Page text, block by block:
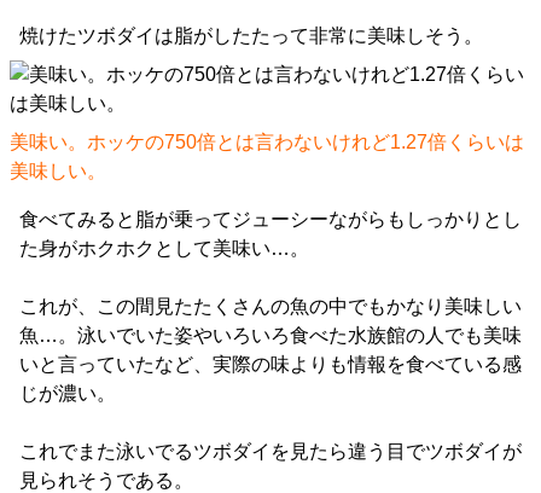
焼けたツボダイは脂がしたたって非常に美味しそう。
美味い。ホッケの750倍とは言わないけれど1.27倍くらいは
美味しい。
食べてみると脂が乗ってジューシーながらもしっかりとし
た身がホクホクとして美味い…。
これが、この間見たたくさんの魚の中でもかなり美味しい
魚…。泳いでいた姿やいろいろ食べた水族館の人でも美味
いと言っていたなど、実際の味よりも情報を食べている感
じが濃い。
これでまた泳いでるツボダイを見たら違う目でツボダイが
見られそうである。